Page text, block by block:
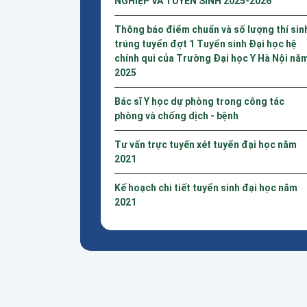
Thông báo điểm chuẩn và số lượng thí
trúng tuyển đợt 1 Tuyển sinh Đại học hệ
chính qui của Trường Đại học Y Hà Nội
2025
Bác sĩ Y học dự phòng trong công tác
phòng và chống dịch - bệnh
Tư vấn trực tuyến xét tuyển đại học năm
2021
Kế hoạch chi tiết tuyển sinh đại học năm
2021